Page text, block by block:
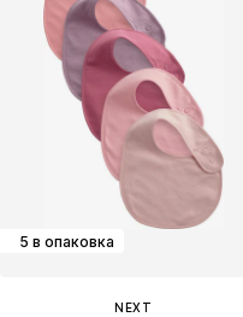
5 в опаковка
NEXT